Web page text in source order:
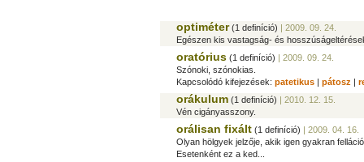
optiméter(1 definíció) | 2009. 09. 24.
Egészen kis vastagság- és
oratórius (1 definíció) | 2009. 09. 24.
Szónoki, szónokias.
Kapcsolódó kifejezések: patetikus | pátosz |
orákulum (1 definíció) | 2010. 12. 15.
Vén cigányasszony.
orálisan fixált (1 definíció) | 2009. 04. 16.
Olyan hölgyek jelzője, akik igen gyakran
Esetenként ez a ked...